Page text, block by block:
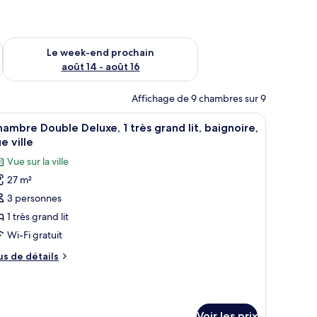
août 7 - août 9
Le week-end prochain
août 14 - août 16
Vérifier la disponibilité pour le week-end prochain août 14 -
Affichage de 9 chambres sur 9
Wi-Fi gratuit, draps fournis
:
Chambre Double Deluxe, 1 très grand lit,
5
Double Deluxe, 1 très grand lit, baignoire,
ville
Vue sur la ville
27 m²
3 personnes
1 très grand lit
Wi-Fi gratuit
de détails